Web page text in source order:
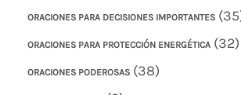
ORACIONES PARA DECISIONES IMPORTANTES
ORACIONES PARA PROTECCIÓN ENERGÉTICA (32)
ORACIONES PODEROSAS (38)